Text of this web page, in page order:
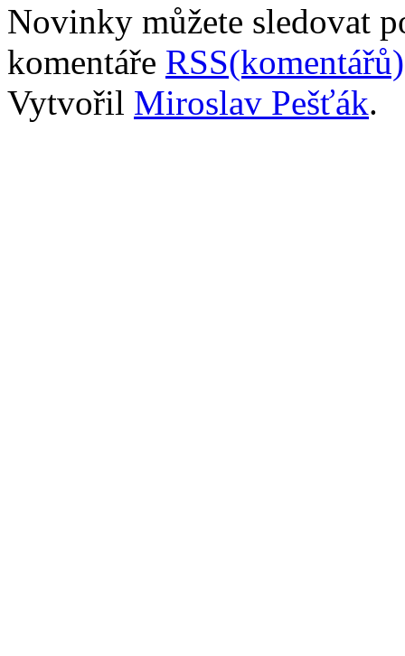
Novinky můžete sledovat
komentáře RSS(komentářů)
Vytvořil Miroslav Pešťák.